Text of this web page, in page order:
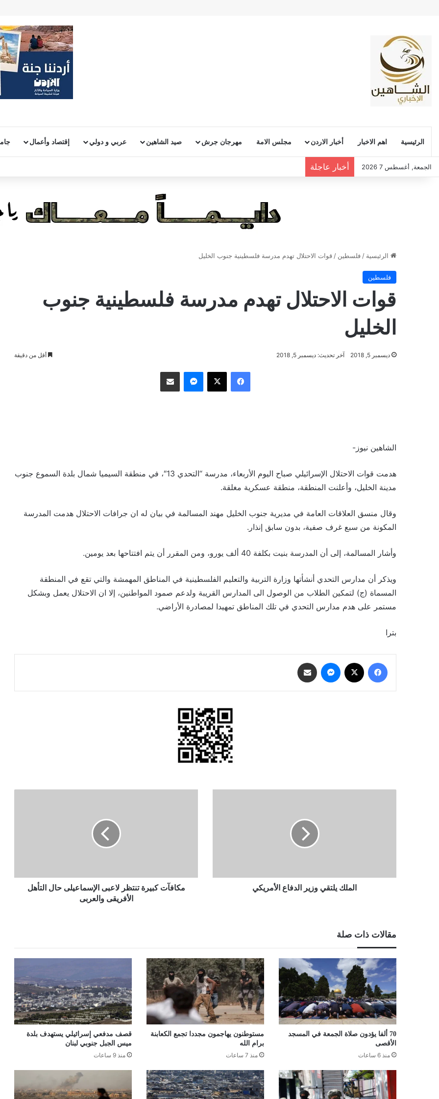
الرئيسية اهم الاخبار أخبار الاردن مجلس الامة مهرجان جرش صيد الشاهين عربي و دولي إقتصاد وأعمال
الجمعة, أغسطس 7 2026 أخبار عاجلة
الرئيسية / فلسطين / قوات الاحتلال تهدم مدرسة فلسطينية جنوب الخليل
فلسطين
قوات الاحتلال تهدم مدرسة فلسطينية جنوب
الخليل
ديسمبر 5, 2018 آخر تحديث: ديسمبر 5, 2018 أقل من دقيقة
فيسبوك ‫X ماسنجر مشاركة عبر البريد
الشاهين نيوز-
هدمت قوات الاحتلال الإسرائيلي صباح اليوم الأربعاء، مدرسة “التحدي 13″، في منطقة السيميا شمال بلدة السموع جنوب
مدينة الخليل، وأعلنت المنطقة، منطقة عسكرية مغلقة.
وقال منسق العلاقات العامة في مديرية جنوب الخليل مهند المسالمة في بيان له ان جرافات الاحتلال هدمت المدرسة
المكونة من سبع غرف صفية، بدون سابق إنذار.
وأشار المسالمة، إلى أن المدرسة بنيت بكلفة 40 ألف يورو، ومن المقرر أن يتم افتتاحها بعد يومين.
ويذكر أن مدارس التحدي أنشأتها وزارة التربية والتعليم الفلسطينية في المناطق المهمشة والتي تقع في المنطقة
المسماة (ج) لتمكين الطلاب من الوصول الى المدارس القريبة ولدعم صمود المواطنين، إلا ان الاحتلال يعمل وبشكل
مستمر على هدم مدارس التحدي في تلك المناطق تمهيدا لمصادرة الأراضي.
بترا
فيسبوك ماسنجر
الملك يلتقي وزير الدفاع الأمريكي
والعربى
مكافآت كبيرة تنتظر لاعبى الإسماعيلى حال التأهل
الأفريقى والعربى
مقالات ذات صلة
70 ألفا يؤدون صلاة الجمعة في المسجد
الأقصى
منذ 6 ساعات
مستوطنون يهاجمون مجددا تجمع الكعابنة
برام الله
منذ 7 ساعات
قصف مدفعي إسرائيلي يستهدف بلدة
ميس الجبل جنوبي لبنان
منذ 9 ساعات